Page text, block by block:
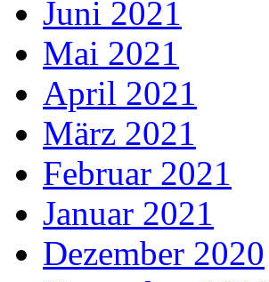
Juni 2021
Mai 2021
April 2021
März 2021
Februar 2021
Januar 2021
Dezember 2020